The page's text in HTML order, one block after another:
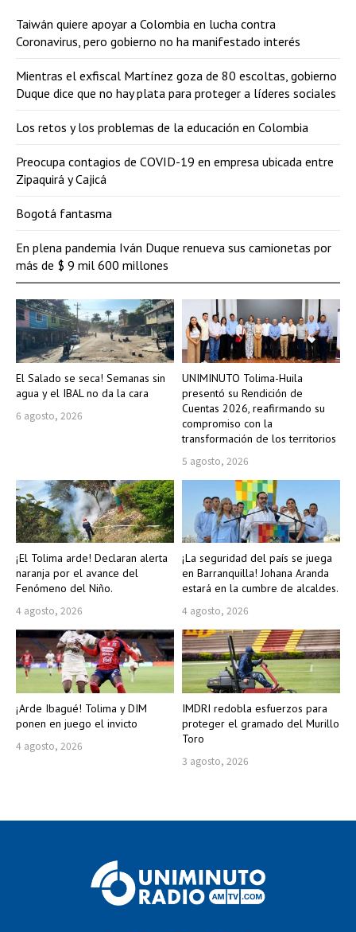
El Salado se seca! Semanas sin
agua y el IBAL no da la cara
6 agosto, 2026
UNIMINUTO Tolima-Huila
presentó su Rendición de
Cuentas 2026, reafirmando su
compromiso con la
transformación de los territorios
5 agosto, 2026
¡El Tolima arde! Declaran alerta
naranja por el avance del
Fenómeno del Niño.
4 agosto, 2026
¡La seguridad del país se juega
en Barranquilla! Johana Aranda
estará en la cumbre de alcaldes.
4 agosto, 2026
¡Arde Ibagué! Tolima y DIM
ponen en juego el invicto
4 agosto, 2026
IMDRI redobla esfuerzos para
proteger el gramado del Murillo
Toro
3 agosto, 2026
Taiwán quiere apoyar a Colombia en lucha contra
Coronavirus, pero gobierno no ha manifestado interés
Mientras el exfiscal Martínez goza de 80 escoltas, gobierno
Duque dice que no hay plata para proteger a líderes sociales
Los retos y los problemas de la educación en Colombia
Preocupa contagios de COVID-19 en empresa ubicada entre
Zipaquirá y Cajicá
Bogotá fantasma
En plena pandemia Iván Duque renueva sus camionetas por
más de $ 9 mil 600 millones